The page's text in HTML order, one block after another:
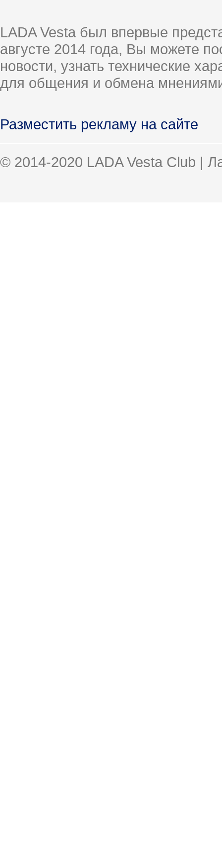
LADA Vesta был впервые
августе 2014 года, Вы можете
новости, узнать технические
для общения и обмена
Разместить рекламу на сайте
© 2014-2020 LADA Vesta Club |